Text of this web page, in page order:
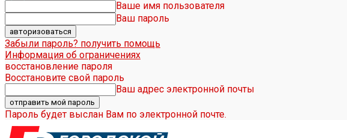
Ваше имя пользователя
Ваш пароль
Забыли пароль? получить помощь
Информация об ограничениях
восстановление пароля
Восстановите свой пароль
Ваш адрес электронной почты
Пароль будет выслан Вам по электронной почте.